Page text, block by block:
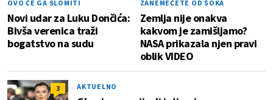
OVO ĆE GA SLOMITI
Novi udar za Luku Dončića:
Bivša verenica traži
bogatstvo na sudu
ZANEMEĆETE OD ŠOKA
Zemlja nije onakva
kakvom je zamišljamo?
NASA prikazala njen pravi
oblik VIDEO
3 AKTUELNO